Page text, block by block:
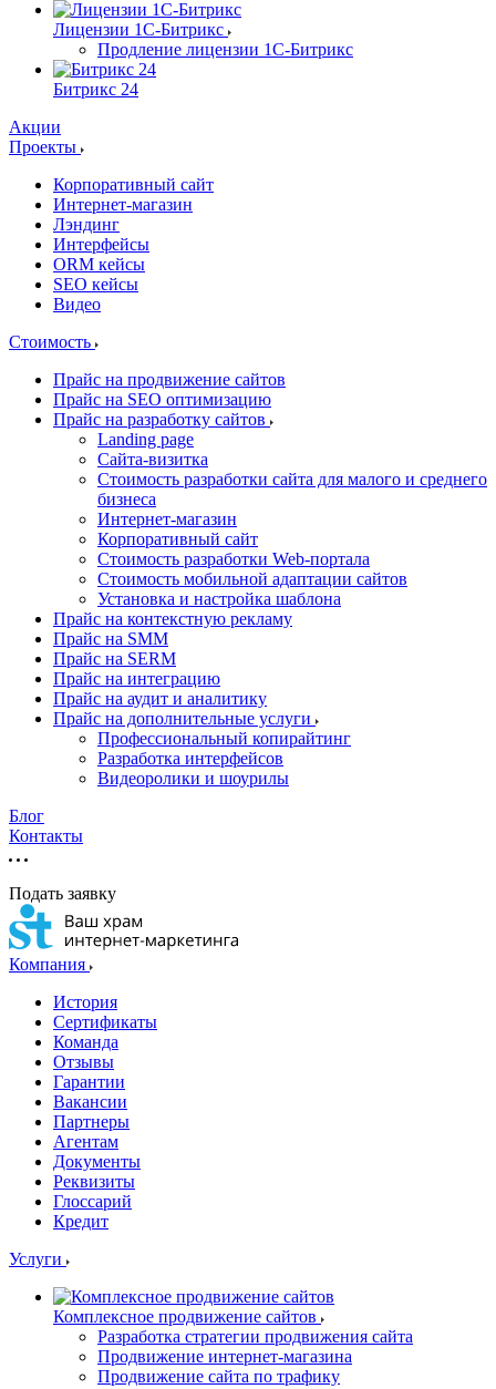
Лицензии 1С-Битрикс
Продление лицензии 1С-Битрикс
Битрикс 24
Акции
Проекты
Корпоративный сайт
Интернет-магазин
Лэндинг
Интерфейсы
ORM кейсы
SEO кейсы
Видео
Стоимость
Прайс на продвижение сайтов
Прайс на SEO оптимизацию
Прайс на разработку сайтов
Landing page
Cайта-визитка
Стоимость разработки сайта для малого и среднего
бизнеса
Интернет-магазин
Корпоративный сайт
Стоимость разработки Web-портала
Стоимость мобильной адаптации сайтов
Установка и настройка шаблона
Прайс на контекстную рекламу
Прайс на SMM
Прайс на SERM
Прайс на интеграцию
Прайс на аудит и аналитику
Прайс на дополнительные услуги
Профессиональный копирайтинг
Разработка интерфейсов
Видеоролики и шоурилы
Блог
Контакты
Подать заявку
Компания
История
Сертификаты
Команда
Отзывы
Гарантии
Вакансии
Партнеры
Агентам
Документы
Реквизиты
Глоссарий
Кредит
Услуги
Комплексное продвижение сайтов
Разработка стратегии продвижения сайта
Продвижение интернет-магазина
Продвижение сайта по трафику